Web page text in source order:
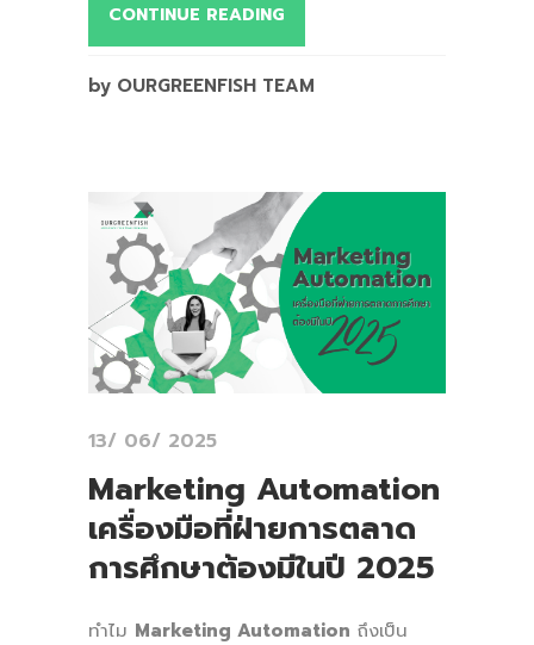
CONTINUE READING
by OURGREENFISH TEAM
13/ 06/ 2025
Marketing Automation
เครื่องมือที่ฝ่ายการตลาด
การศึกษาต้องมีในปี 2025
ทำไม Marketing Automation ถึงเป็น